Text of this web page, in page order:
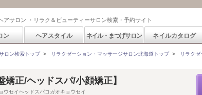
アサロン ・リラク＆ビューティーサロン検索・予約サイト
ン ヘアスタイル ネイル・まつげサロン ネイルカタログ
ロン検索トップ> リラクゼーション・マッサージサロン北海道トップ> リラク
正/ヘッドスパ/小顔矯正】
ウセイヘッドスパコガオキョウセイ